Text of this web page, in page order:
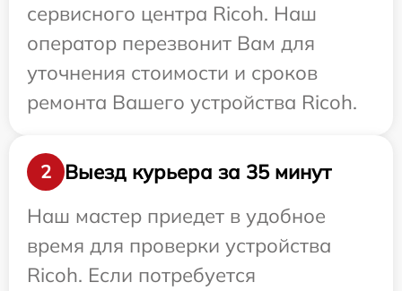
сервисного центра Ricoh. Наш
оператор перезвонит Вам для
уточнения стоимости и сроков
ремонта Вашего устройства Ricoh.
2
Выезд курьера за 35 минут
Наш мастер приедет в удобное
время для проверки устройства
Ricoh. Если потребуется